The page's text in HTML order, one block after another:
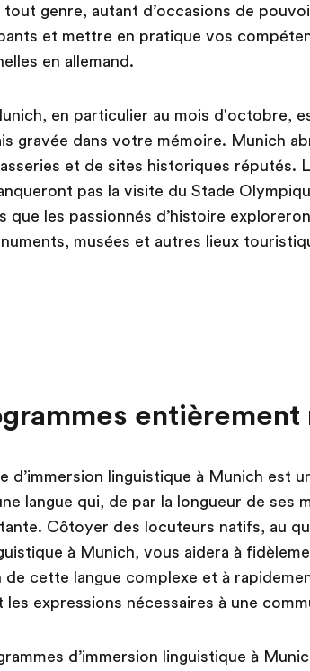
tout genre, autant d’occasions de
et mettre en pratique vos
en allemand.
en particulier au mois d'octobre,
gravée dans votre mémoire. Munich
et de sites historiques réputés.
pas la visite du Stade
que les passionnés d’histoire
musées et autres lieux
entièrement
d’immersion linguistique à Munich est
langue qui, de par la longueur de ses
Côtoyer des locuteurs natifs, au
à Munich, vous aidera à
cette langue complexe et à
les expressions nécessaires à une
d’immersion linguistique à